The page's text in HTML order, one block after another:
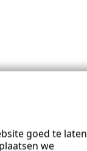
goed te laten
we